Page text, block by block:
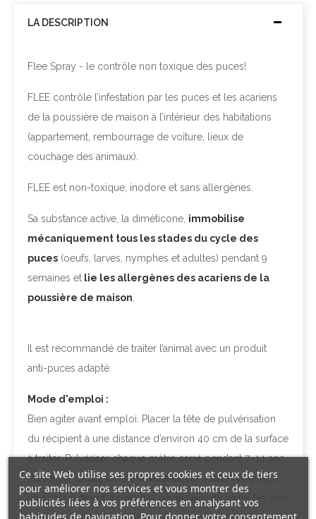
LA DESCRIPTION
Flee Spray - le contrôle non toxique des puces!
FLEE contrôle l’infestation par les puces et les acariens
de la poussière de maison à l’intérieur des habitations
(appartement, rembourrage de voiture, lieux de
couchage des animaux).
FLEE est non-toxique, inodore et sans allergènes.
Sa substance active, la diméticone, immobilise
mécaniquement tous les stades du cycle des
puces (oeufs, larves, nymphes et adultes) pendant 9
semaines et lie les allergènes des acariens de la
poussière de maison
Il est recommandé de traiter l’animal avec un produit
anti-puces adapté.
Mode d'emploi :
Bien agiter avant emploi. Placer la tête de pulvérisation
du récipient à une distance d’environ 40 cm de la surface
à traiter. Pulvériser chaque mètre carré pendant 7–14 sec.
Pulvériser toutes les surfaces avec lesquelles l’animal a
un contact direct. Il n’est pas nécessaire de traiter les sols
Ce site Web utilise ses propres cookies et ceux de tiers
pour améliorer nos services et vous montrer des
publicités liées à vos préférences en analysant vos